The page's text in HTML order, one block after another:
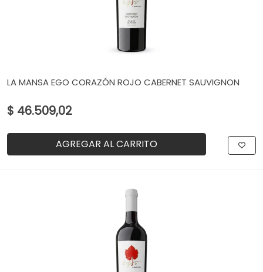
LA MANSA EGO CORAZÓN ROJO CABERNET SAUVIGNON
$ 46.509,02
AGREGAR AL CARRITO